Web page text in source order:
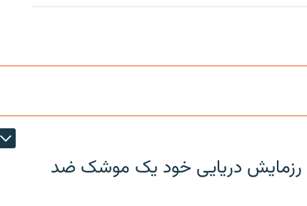
رزمایش دریایی خود یک موشک ضد